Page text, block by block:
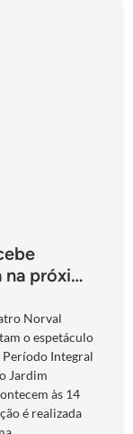
próxima
Norval
o espetáculo
Período Integral
Jardim
às 14
é realizada